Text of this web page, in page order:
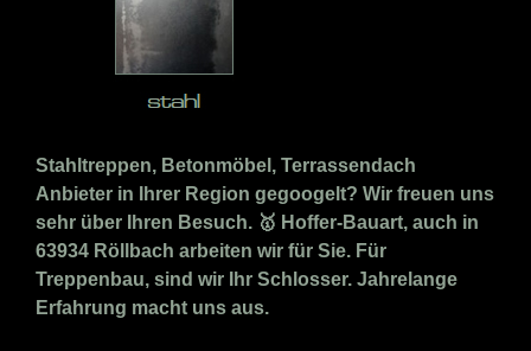
Stahltreppen, Betonmöbel, Terrassendach
Anbieter in Ihrer Region gegoogelt? Wir freuen uns
sehr über Ihren Besuch. 🥇 Hoffer-Bauart, auch in
63934 Röllbach arbeiten wir für Sie. Für
Treppenbau, sind wir Ihr Schlosser. Jahrelange
Erfahrung macht uns aus.